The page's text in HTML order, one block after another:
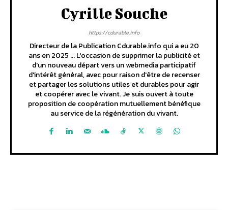
Cyrille Souche
https://cdurable.info
Directeur de la Publication Cdurable.info qui a eu 20
ans en 2025 ... L'occasion de supprimer la publicité et
d'un nouveau départ vers un webmedia participatif
d'intérêt général, avec pour raison d'être de recenser
et partager les solutions utiles et durables pour agir
et coopérer avec le vivant. Je suis ouvert à toute
proposition de coopération mutuellement bénéfique
au service de la régénération du vivant.